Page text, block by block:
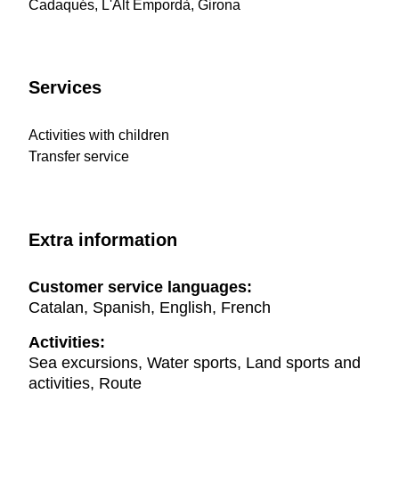
Cadaqués, L'Alt Empordà, Girona
Services
Activities with children
Transfer service
Extra information
Customer service languages:
Catalan, Spanish, English, French
Activities:
Sea excursions, Water sports, Land sports and
activities, Route